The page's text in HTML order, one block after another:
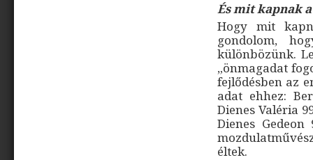
És mit kapnak
Hogy mit
gondolom,
különbözünk.
„önmagadat
fejlődésben az
adat ehhez:
Dienes Valéria
Dienes
éltek.